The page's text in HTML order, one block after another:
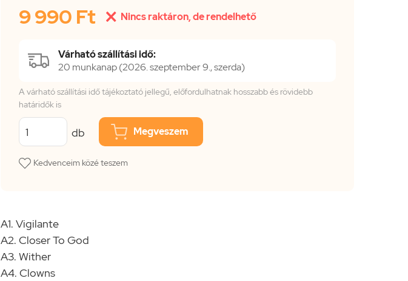
9 990 Ft  Nincs raktáron, de rendelhető
Várható szállítási idő:
20 munkanap (2026. szeptember 9., szerda)
A várható szállítási idő tájékoztató jellegű, előfordulhatnak hosszabb és rövidebb
határidők is
db Megveszem
Kedvenceim közé teszem
A1. Vigilante
A2. Closer To God
A3. Wither
A4. Clowns